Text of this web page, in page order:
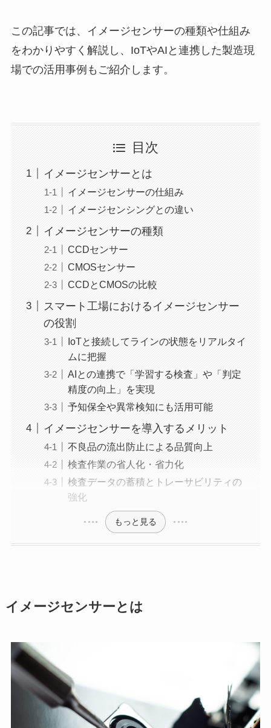
この記事では、イメージセンサーの種類や仕組み
をわかりやすく解説し、IoTやAIと連携した製造現
場での活用事例もご紹介します。
目次
イメージセンサーとは
イメージセンサーの仕組み
イメージセンシングとの違い
イメージセンサーの種類
CCDセンサー
CMOSセンサー
CCDとCMOSの比較
スマート工場におけるイメージセンサー
の役割
IoTと接続してラインの状態をリアルタイ
ムに把握
AIとの連携で「学習する検査」や「判定
精度の向上」を実現
予知保全や異常検知にも活用可能
イメージセンサーを導入するメリット
不良品の流出防止による品質向上
検査作業の省人化・省力化
検査データの蓄積とトレーサビリティの
強化
もっと見る
イメージセンサーとは